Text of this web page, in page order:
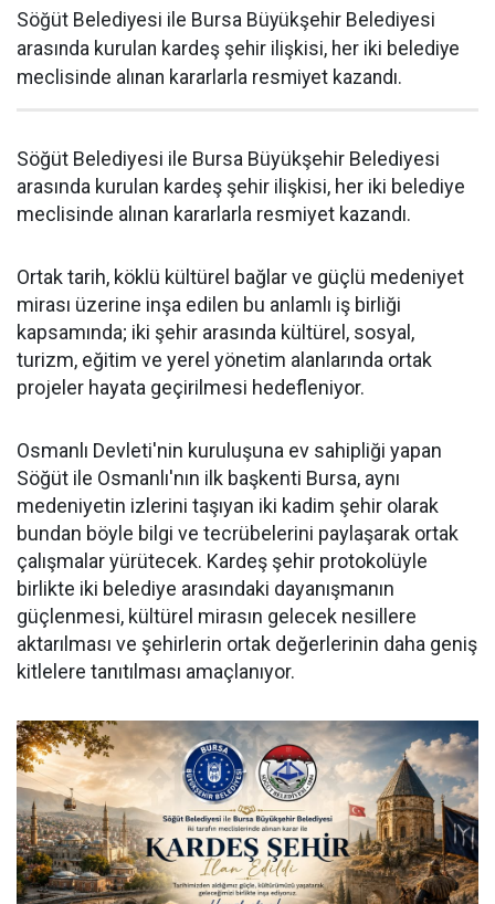
Söğüt Belediyesi ile Bursa Büyükşehir Belediyesi
arasında kurulan kardeş şehir ilişkisi, her iki belediye
meclisinde alınan kararlarla resmiyet kazandı.
Söğüt Belediyesi ile Bursa Büyükşehir Belediyesi
arasında kurulan kardeş şehir ilişkisi, her iki belediye
meclisinde alınan kararlarla resmiyet kazandı.
Ortak tarih, köklü kültürel bağlar ve güçlü medeniyet
mirası üzerine inşa edilen bu anlamlı iş birliği
kapsamında; iki şehir arasında kültürel, sosyal,
turizm, eğitim ve yerel yönetim alanlarında ortak
projeler hayata geçirilmesi hedefleniyor.
Osmanlı Devleti'nin kuruluşuna ev sahipliği yapan
Söğüt ile Osmanlı'nın ilk başkenti Bursa, aynı
medeniyetin izlerini taşıyan iki kadim şehir olarak
bundan böyle bilgi ve tecrübelerini paylaşarak ortak
çalışmalar yürütecek. Kardeş şehir protokolüyle
birlikte iki belediye arasındaki dayanışmanın
güçlenmesi, kültürel mirasın gelecek nesillere
aktarılması ve şehirlerin ortak değerlerinin daha geniş
kitlelere tanıtılması amaçlanıyor.